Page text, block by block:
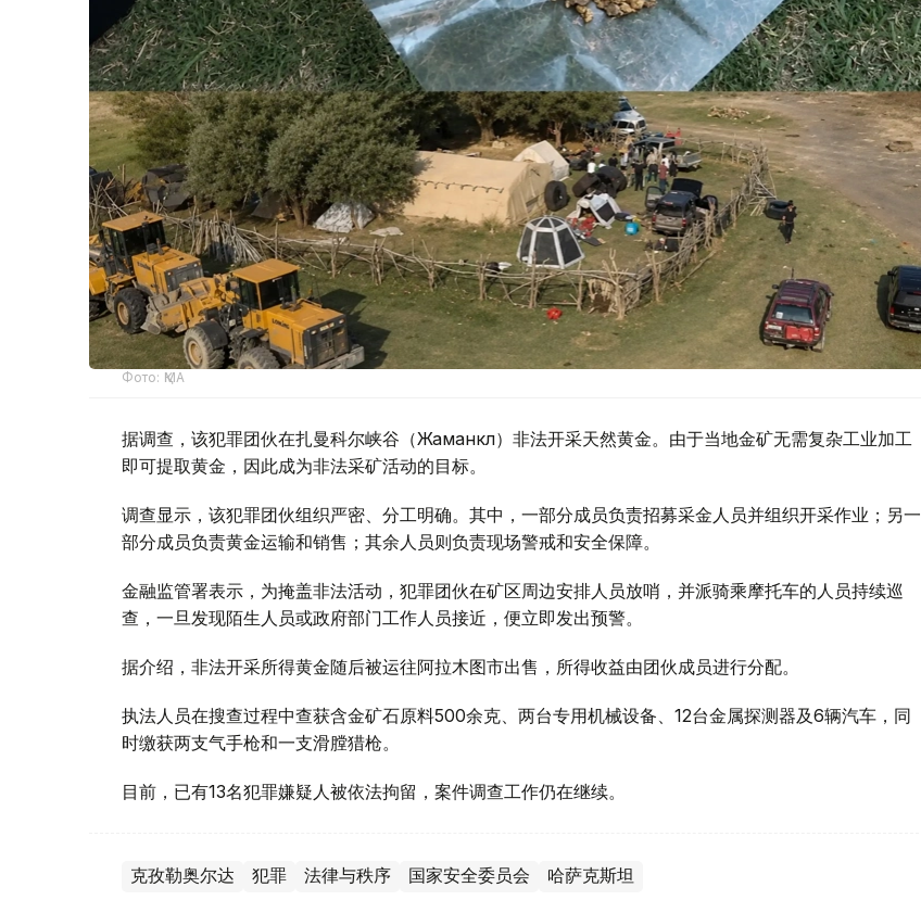
Фото: ҚМА
据调查，该犯罪团伙在扎曼科尔峡谷（Жаманкөл）非法开采天然黄金。由于当地金矿无需复杂工业加工
即可提取黄金，因此成为非法采矿活动的目标。
调查显示，该犯罪团伙组织严密、分工明确。其中，一部分成员负责招募采金人员并组织开采作业；另一
部分成员负责黄金运输和销售；其余人员则负责现场警戒和安全保障。
金融监管署表示，为掩盖非法活动，犯罪团伙在矿区周边安排人员放哨，并派骑乘摩托车的人员持续巡
查，一旦发现陌生人员或政府部门工作人员接近，便立即发出预警。
据介绍，非法开采所得黄金随后被运往阿拉木图市出售，所得收益由团伙成员进行分配。
执法人员在搜查过程中查获含金矿石原料500余克、两台专用机械设备、12台金属探测器及6辆汽车，同
时缴获两支气手枪和一支滑膛猎枪。
目前，已有13名犯罪嫌疑人被依法拘留，案件调查工作仍在继续。
克孜勒奥尔达 犯罪 法律与秩序 国家安全委员会 哈萨克斯坦